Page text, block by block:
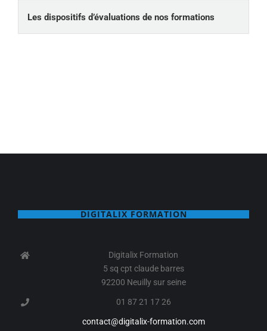
Les dispositifs d’évaluations de nos formations
DIGITALIX FORMATION
Digitalix Formation
5 sq cpt claude barres
92200 Neuilly sur seine
01 87 21 17 26
contact@digitalix-formation.com